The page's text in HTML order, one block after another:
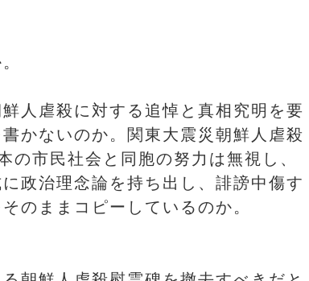
人虐殺に対する追悼と真相究明を要
かないのか。関東大震災朝鮮人虐殺
の市民社会と同胞の努力は無視し、
政治理念論を持ち出し、誹謗中傷す
のままコピーしているのか。